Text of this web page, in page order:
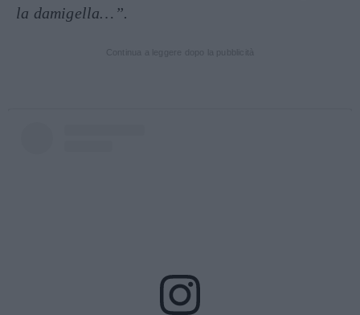
la damigella…”.